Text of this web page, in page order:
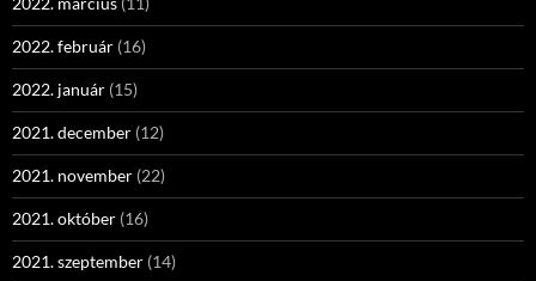
2022. február (16)
2022. január (15)
2021. december (12)
2021. november (22)
2021. október (16)
2021. szeptember (14)